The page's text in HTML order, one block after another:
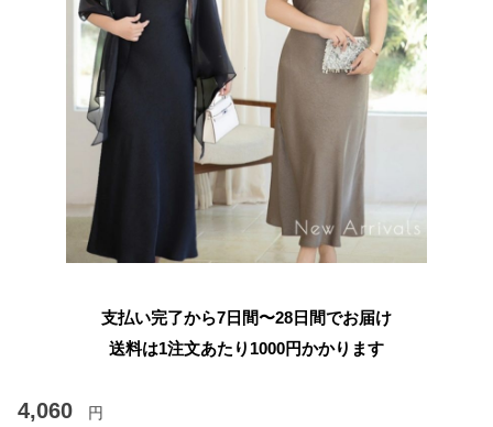
支払い完了から7日間〜28日間でお届け
送料は1注文あたり 1000円かかります
4,060 円